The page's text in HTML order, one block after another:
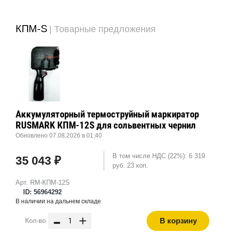
КПМ-S | Товарные предложения
Арт. RM-КПМ-12S
ID: 56964292
Аккумуляторный термоструйный маркиратор
RUSMARK КПМ-12S для сольвентных чернил
Обновлено 07.08.2026 в 01:40
35 043 ₽
В том числе НДС (22%): 6 319
руб. 23 коп.
В наличии на дальнем складе
Кол-во - + В корзину